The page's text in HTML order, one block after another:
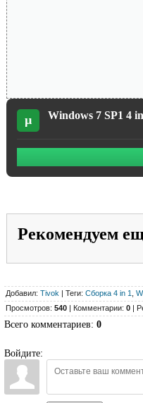
µ Windows 7 SP1 4
Рекомендуем
Добавил: Tivok | Теги: Сборка 4 in 1
Просмотров: 540 | Комментарии: 0 |
Всего комментариев: 0
Войдите: